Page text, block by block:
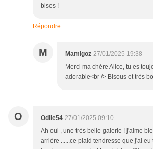
bises !
Répondre
M Mamigoz 27/01/2025 19:38
Merci ma chère Alice, tu es
adorable<br /> Bisous et très
O Odile54 27/01/2025 09:10
Ah oui , une très belle galerie ! j'aime
arrière ......ce plaid tendresse que j'ai